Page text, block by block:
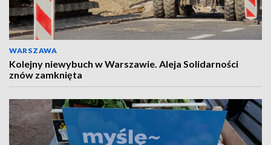
WARSZAWA
Kolejny niewybuch w Warszawie. Aleja Solidarności
znów zamknięta